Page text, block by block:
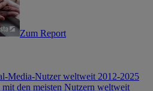
Zum Report
Media-Nutzer weltweit 2012-2025
den meisten Nutzern weltweit